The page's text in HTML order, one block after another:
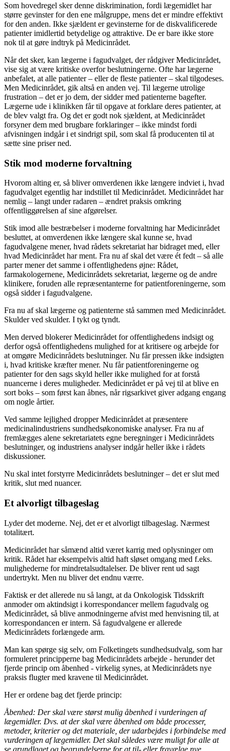
Som hovedregel sker denne diskrimination, fordi lægemidlet har
større gevinster for den ene målgruppe, mens det er mindre effektivt
for den anden. Ikke sjældent er gevinsterne for de diskvalificerede
patienter imidlertid betydelige og attraktive. De er bare ikke store
nok til at gøre indtryk på Medicinrådet.
Når det sker, kan lægerne i fagudvalget, der rådgiver Medicinrådet,
vise sig at være kritiske overfor beslutningerne. Ofte har lægerne
anbefalet, at alle patienter – eller de fleste patienter – skal tilgodeses.
Men Medicinrådet, gik altså en anden vej. Til lægerne utrolige
frustration – det er jo dem, der sidder med patienterne bagefter.
Lægerne ude i klinikken får til opgave at forklare deres patienter, at
de blev valgt fra. Og det er godt nok sjældent, at Medicinrådet
forsyner dem med brugbare forklaringer – ikke mindst fordi
afvisningen indgår i et sindrigt spil, som skal få producenten til at
sætte sine priser ned.
Stik mod moderne forvaltning
Hvorom alting er, så bliver omverdenen ikke længere indviet i, hvad
fagudvalget egentlig har indstillet til Medicinrådet. Medicinrådet har
nemlig – langt under radaren – ændret praksis omkring
offentliggørelsen af sine afgørelser.
Stik imod alle bestræbelser i moderne forvaltning har Medicinrådet
besluttet, at omverdenen ikke længere skal kunne se, hvad
fagudvalgene mener, hvad rådets sekretariat har bidraget med, eller
hvad Medicinrådet har ment. Fra nu af skal det være ét fedt – så alle
parter mener det samme i offentlighedens øjne: Rådet,
farmakologernene, Medicinrådets sekretariat, lægerne og de andre
klinikere, foruden alle repræsentanterne for patientforeningerne, som
også sidder i fagudvalgene.
Fra nu af skal lægerne og patienterne stå sammen med Medicinrådet.
Skulder ved skulder. I tykt og tyndt.
Men derved blokerer Medicinrådet for offentlighedens indsigt og
derfor også offentlighedens mulighed for at kritisere og arbejde for
at omgøre Medicinrådets beslutninger. Nu får pressen ikke indsigten
i, hvad kritiske kræfter mener. Nu får patientforeningerne og
patienter for den sags skyld heller ikke mulighed for at forstå
nuancerne i deres muligheder. Medicinrådet er på vej til at blive en
sort boks – som først kan åbnes, når rigsarkivet giver adgang engang
om nogle årtier.
Ved samme lejlighed dropper Medicinrådet at præsentere
medicinalindustriens sundhedsøkonomiske analyser. Fra nu af
fremlægges alene sekretariatets egne beregninger i Medicinrådets
beslutninger, og industriens analyser indgår heller ikke i rådets
diskussioner.
Nu skal intet forstyrre Medicinrådets beslutninger – det er slut med
kritik, slut med nuancer.
Et alvorligt tilbageslag
Lyder det moderne. Nej, det er et alvorligt tilbageslag. Nærmest
totalitært.
Medicinrådet har såmænd altid været karrig med oplysninger om
kritik. Rådet har eksempelvis altid haft sløset omgang med f.eks.
mulighederne for mindretalsudtalelser. De bliver rent ud sagt
undertrykt. Men nu bliver det endnu værre.
Faktisk er det allerede nu så langt, at da Onkologisk Tidsskrift
anmoder om aktindsigt i korrespondancer mellem fagudvalg og
Medicinrådet, så blive anmodningerne afvist med henvisning til, at
korrespondancen er intern. Så fagudvalgene er allerede
Medicinrådets forlængede arm.
Man kan spørge sig selv, om Folketingets sundhedsudvalg, som har
formuleret principperne bag Medicinrådets arbejde - herunder det
fjerde princip om åbenhed - virkelig synes, at Medicinrådets nye
praksis flugter med kravene til Medicinrådet.
Her er ordene bag det fjerde princip:
Åbenhed: Der skal være størst mulig åbenhed i vurderingen af
lægemidler. Dvs. at der skal være åbenhed om både processer,
metoder, kriterier og det materiale, der udarbejdes i forbindelse med
vurderingen af lægemidler. Det skal således være muligt for alle at
se grundlaget og begrundelserne for at til- eller fravælge nye